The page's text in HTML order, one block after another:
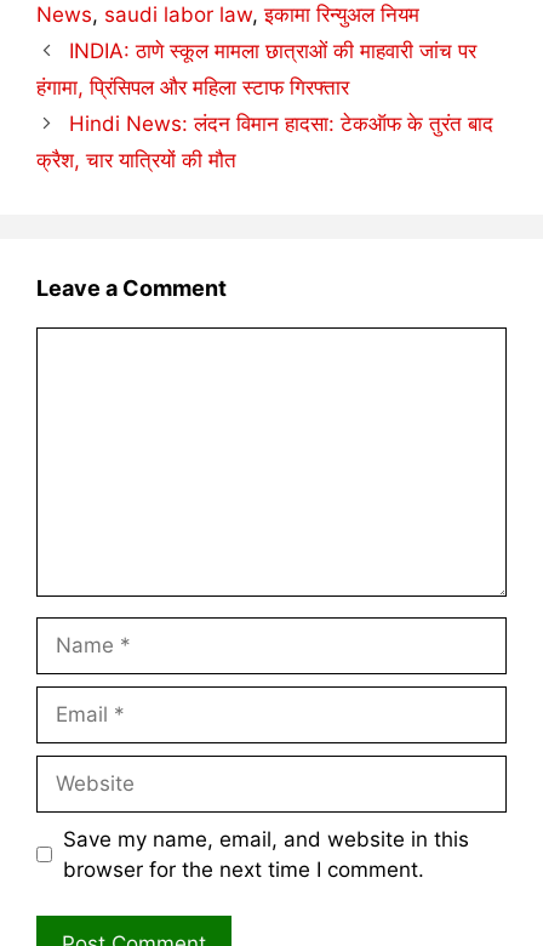
News, saudi labor law,इकामा रिन्युअल नियम
INDIA: ठाणे स्कूल मामला छात्राओं की माहवारी जांच पर
हंगामा, प्रिंसिपल और महिला स्टाफ गिरफ्तार
Hindi News: लंदन विमान हादसा: टेकऑफ के तुरंत बाद
क्रैश, चार यात्रियों की मौत
Leave a Comment
Save my name, email, and website in this
browser for the next time I comment.